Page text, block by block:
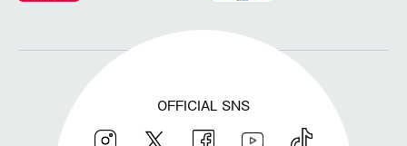
OFFICIAL SNS